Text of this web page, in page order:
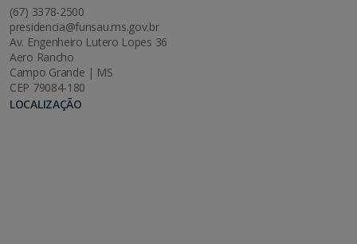
(67) 3378-2500
presidencia@funsau.ms.gov.br
Av. Engenheiro Lutero Lopes 36
Aero Rancho
Campo Grande | MS
CEP 79084-180
LOCALIZAÇÃO